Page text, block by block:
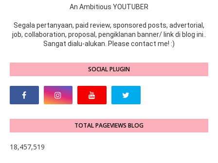
An Ambitious YOUTUBER
Segala pertanyaan, paid review, sponsored posts, advertorial,
job, collaboration, proposal, pengiklanan banner/ link di blog ini..
Sangat dialu-alukan. Please contact me! :)
SOCIAL PLUGIN
TOTAL PAGEVIEWS BLOG
18,457,519